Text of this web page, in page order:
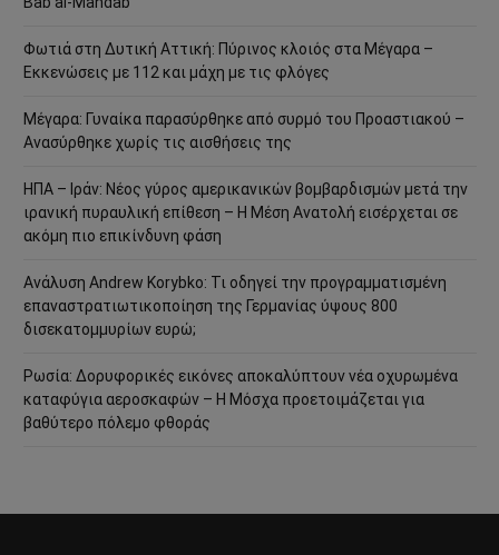
Φωτιά στη Δυτική Αττική: Πύρινος κλοιός στα Μέγαρα –
Εκκενώσεις με 112 και μάχη με τις φλόγες
Μέγαρα: Γυναίκα παρασύρθηκε από συρμό του Προαστιακού –
Ανασύρθηκε χωρίς τις αισθήσεις της
ΗΠΑ – Ιράν: Νέος γύρος αμερικανικών βομβαρδισμών μετά την
ιρανική πυραυλική επίθεση – Η Μέση Ανατολή εισέρχεται σε
ακόμη πιο επικίνδυνη φάση
Ανάλυση Andrew Korybko: Τι οδηγεί την προγραμματισμένη
επαναστρατιωτικοποίηση της Γερμανίας ύψους 800
δισεκατομμυρίων ευρώ;
Ρωσία: Δορυφορικές εικόνες αποκαλύπτουν νέα οχυρωμένα
καταφύγια αεροσκαφών – Η Μόσχα προετοιμάζεται για
βαθύτερο πόλεμο φθοράς